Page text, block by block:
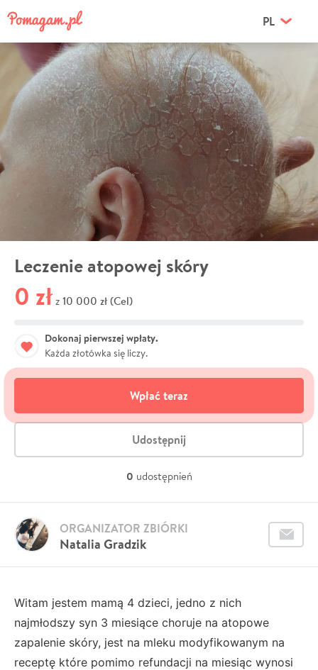
PL
Leczenie atopowej skóry
0 zł z 10 000 zł (Cel)
Dokonaj pierwszej wpłaty.
Każda złotówka się liczy.
Wpłać teraz
Udostępnij
0 udostępnień
Natalia Gradzik
ORGANIZATOR ZBIÓRKI
Witam jestem mamą 4 dzieci, jedno z nich
najmłodszy syn 3 miesiące choruje na atopowe
zapalenie skóry, jest na mleku modyfikowanym na
receptę które pomimo refundacji na miesiąc wynosi